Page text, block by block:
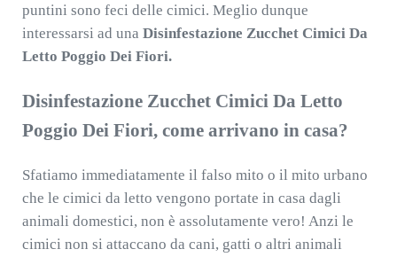
puntini sono feci delle cimici. Meglio dunque
interessarsi ad una Disinfestazione Zucchet Cimici Da
Letto Poggio Dei Fiori.
Disinfestazione Zucchet Cimici Da Letto
Poggio Dei Fiori, come arrivano in casa?
Sfatiamo immediatamente il falso mito o il mito urbano
che le cimici da letto vengono portate in casa dagli
animali domestici, non è assolutamente vero! Anzi le
cimici non si attaccano da cani, gatti o altri animali